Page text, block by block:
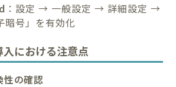
：設定 → 一般設定 → 詳細設定 →
暗号」を有効化
における注意点
性の確認